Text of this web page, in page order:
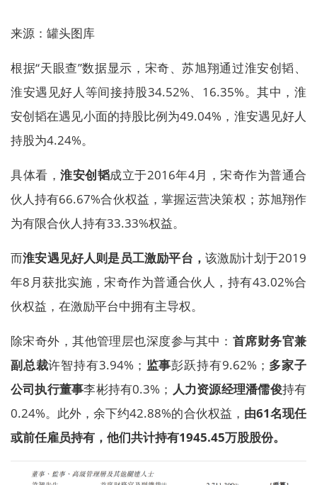
来源：罐头图库
根据“天眼查”数据显示，宋奇、苏旭翔通过淮安创韬、
淮安遇见好人等间接持股34.52%、16.35%。其中，淮
安创韬在遇见小面的持股比例为49.04%，淮安遇见好人
持股为4.24%。
具体看， 淮安创韬成立于2016年4月，宋奇作为普通合
伙人持有66.67%合伙权益，掌握运营决策权；苏旭翔作
为有限合伙人持有33.33%权益。
而淮安遇见好人则是员工激励平台， 该激励计划于2019
年8月获批实施，宋奇作为普通合伙人，持有43.02%合
伙权益，在激励平台中拥有主导权。
除宋奇外，其他管理层也深度参与其中： 首席财务官兼
副总裁许智持有3.94%； 监事彭跃持有9.62%； 多家子
公司执行董事李彬持有0.3%； 人力资源经理潘儒俊持有
0.24%。此外，余下约42.88%的合伙权益， 由61名现任
或前任雇员持有，他们共计持有1945.45万股股份。